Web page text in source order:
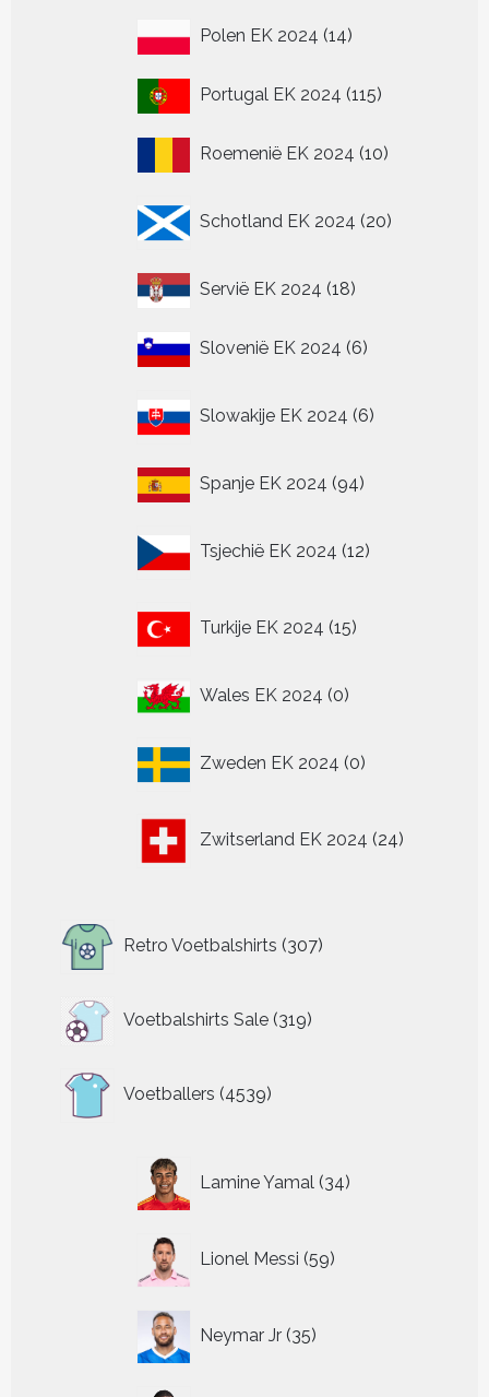
Polen EK 2024 1414
Portugal EK 2024 115115
Roemenië EK 2024 1010
Schotland EK 2024 20
producten
Servië EK 2024 1818
Slovenië EK 2024 66
Slowakije EK 2024 6
producten
Spanje EK 2024 9494
Tsjechië EK 2024 12
producten
Turkije EK 2024 15
producten
Wales EK 2024 00
Zweden EK 2024 0
producten
Zwitserland EK 2024 24
producten
Retro Voetbalshirts 307
producten
Voetbalshirts Sale 319
319
producten
Voetballers 4539
producten
Lamine Yamal 34
producten
Lionel Messi 59
producten
Neymar Jr 35
producten